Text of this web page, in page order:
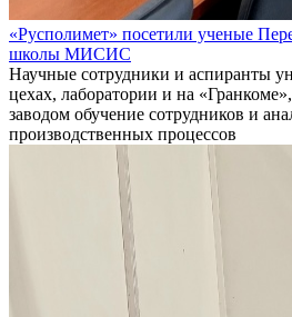
«Русполимет» посетили ученые
школы МИСИС
Научные сотрудники и аспиранты
цехах, лаборатории и на
заводом обучение сотрудников и
производственных процессов